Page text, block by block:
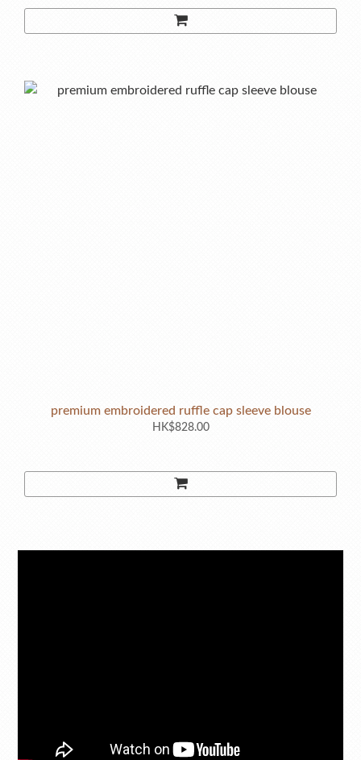
premium embroidered ruffle cap sleeve blouse
HK$828.00